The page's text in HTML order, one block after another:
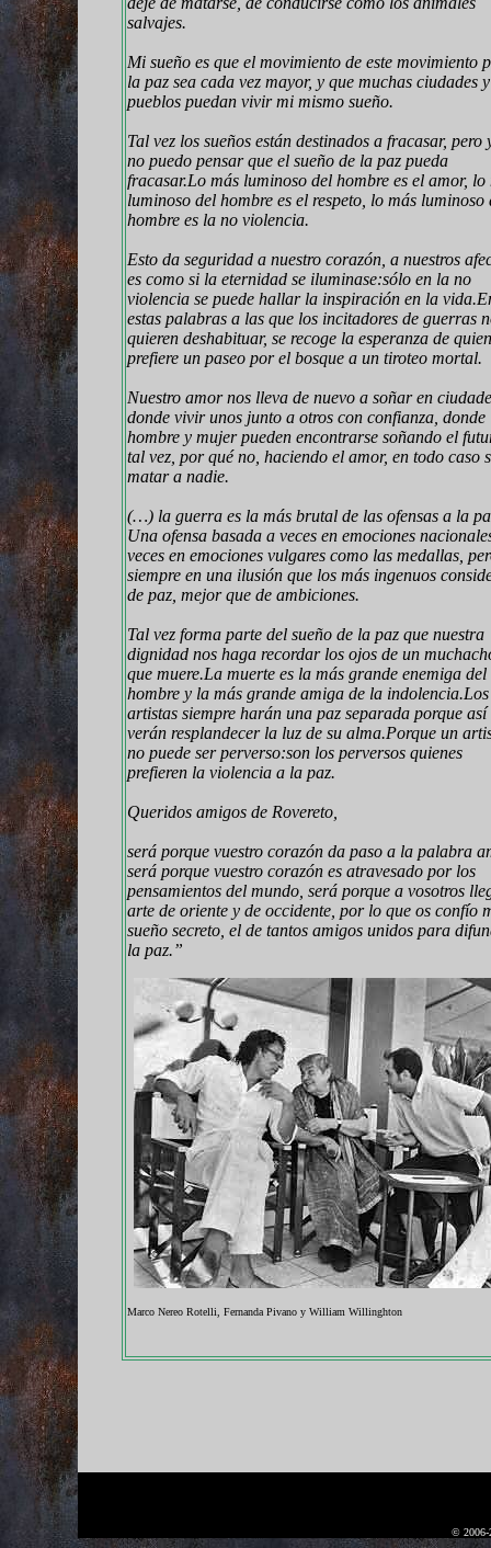
salvajes.
Mi sueño es que el movimiento de este movimiento
la paz sea cada vez mayor, y que muchas ciudades y
pueblos puedan vivir mi mismo sueño.
Tal vez los sueños están destinados a fracasar, pero
no puedo pensar que el sueño de la paz pueda
fracasar.Lo más luminoso del hombre es el amor, lo
luminoso del hombre es el respeto, lo más luminoso
hombre es la no violencia.
Esto da seguridad a nuestro corazón, a nuestros
es como si la eternidad se iluminase:sólo en la no
violencia se puede hallar la inspiración en la vida.
estas palabras a las que los incitadores de guerras
quieren deshabituar, se recoge la esperanza de quien
prefiere un paseo por el bosque a un tiroteo mortal.
Nuestro amor nos lleva de nuevo a soñar en
donde vivir unos junto a otros con confianza, donde
hombre y mujer pueden encontrarse soñando el
tal vez, por qué no, haciendo el amor, en todo caso
matar a nadie.
(…) la guerra es la más brutal de las ofensas a la
Una ofensa basada a veces en emociones
veces en emociones vulgares como las medallas,
siempre en una ilusión que los más ingenuos
de paz, mejor que de ambiciones.
Tal vez forma parte del sueño de la paz que nuestra
dignidad nos haga recordar los ojos de un
que muere.La muerte es la más grande enemiga del
hombre y la más grande amiga de la indolencia.Los
artistas siempre harán una paz separada porque así
verán resplandecer la luz de su alma.Porque un
no puede ser perverso:son los perversos quienes
prefieren la violencia a la paz.
Queridos amigos de Rovereto,
será porque vuestro corazón da paso a la palabra
será porque vuestro corazón es atravesado por los
pensamientos del mundo, será porque a vosotros
arte de oriente y de occidente, por lo que os confío
sueño secreto, el de tantos amigos unidos para
la paz.”
Marco Nereo Rotelli, Fernanda Pivano y William Willinghton
© 2006-